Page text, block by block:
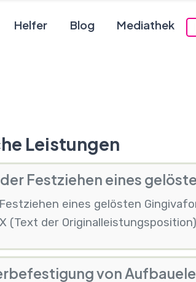
Helfer Blog Mediathek
Leistungen
Festziehen eines
eines gelösten
(Text der Originalleistungsposition)
von